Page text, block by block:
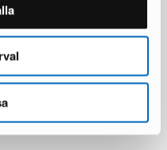
16 i lager ·
284 € 499 €
Du sparar 215 €
laddade